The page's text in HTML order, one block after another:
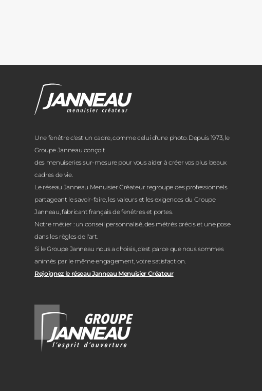
Une fenêtre c'est un cadre, comme celui d'une photo. Depuis 1973, le
Groupe Janneau conçoit
des menuiseries sur-mesure pour vous aider à créer vos plus beaux
cadres de vie.
Le réseau Janneau Menuisier Créateur regroupe des professionnels
partageant le savoir-faire, les valeurs et les exigences du Groupe
Janneau, fabricant français de fenêtres et portes.
Notre métier : un conseil personnalisé, des métrés précis et une pose
dans les règles de l'art.
Si le Groupe Janneau nous a choisis, c'est parce que nous sommes
animés par le même engagement, votre satisfaction.
Rejoignez le réseau Janneau Menuisier Créateur